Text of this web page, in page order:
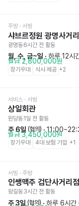
주방 · 서빙
샤브르정원 광명사거
광명동6시간 전 활동
월, 수, 금~일 · 하루 12시
월급 2,800,000원
장기우대 식사 제공 +2
서비스 · 서빙
상일회관
원당동1일 전 활동
주 6일 (협의) ·
월급 3,450,000원
장기우대 4대 보험 가입 +1
서빙 · 주방
인쌩맥주 검단사거리점
왕길동3시간 전 활동
주 3일 (협의) · 하루 6시간